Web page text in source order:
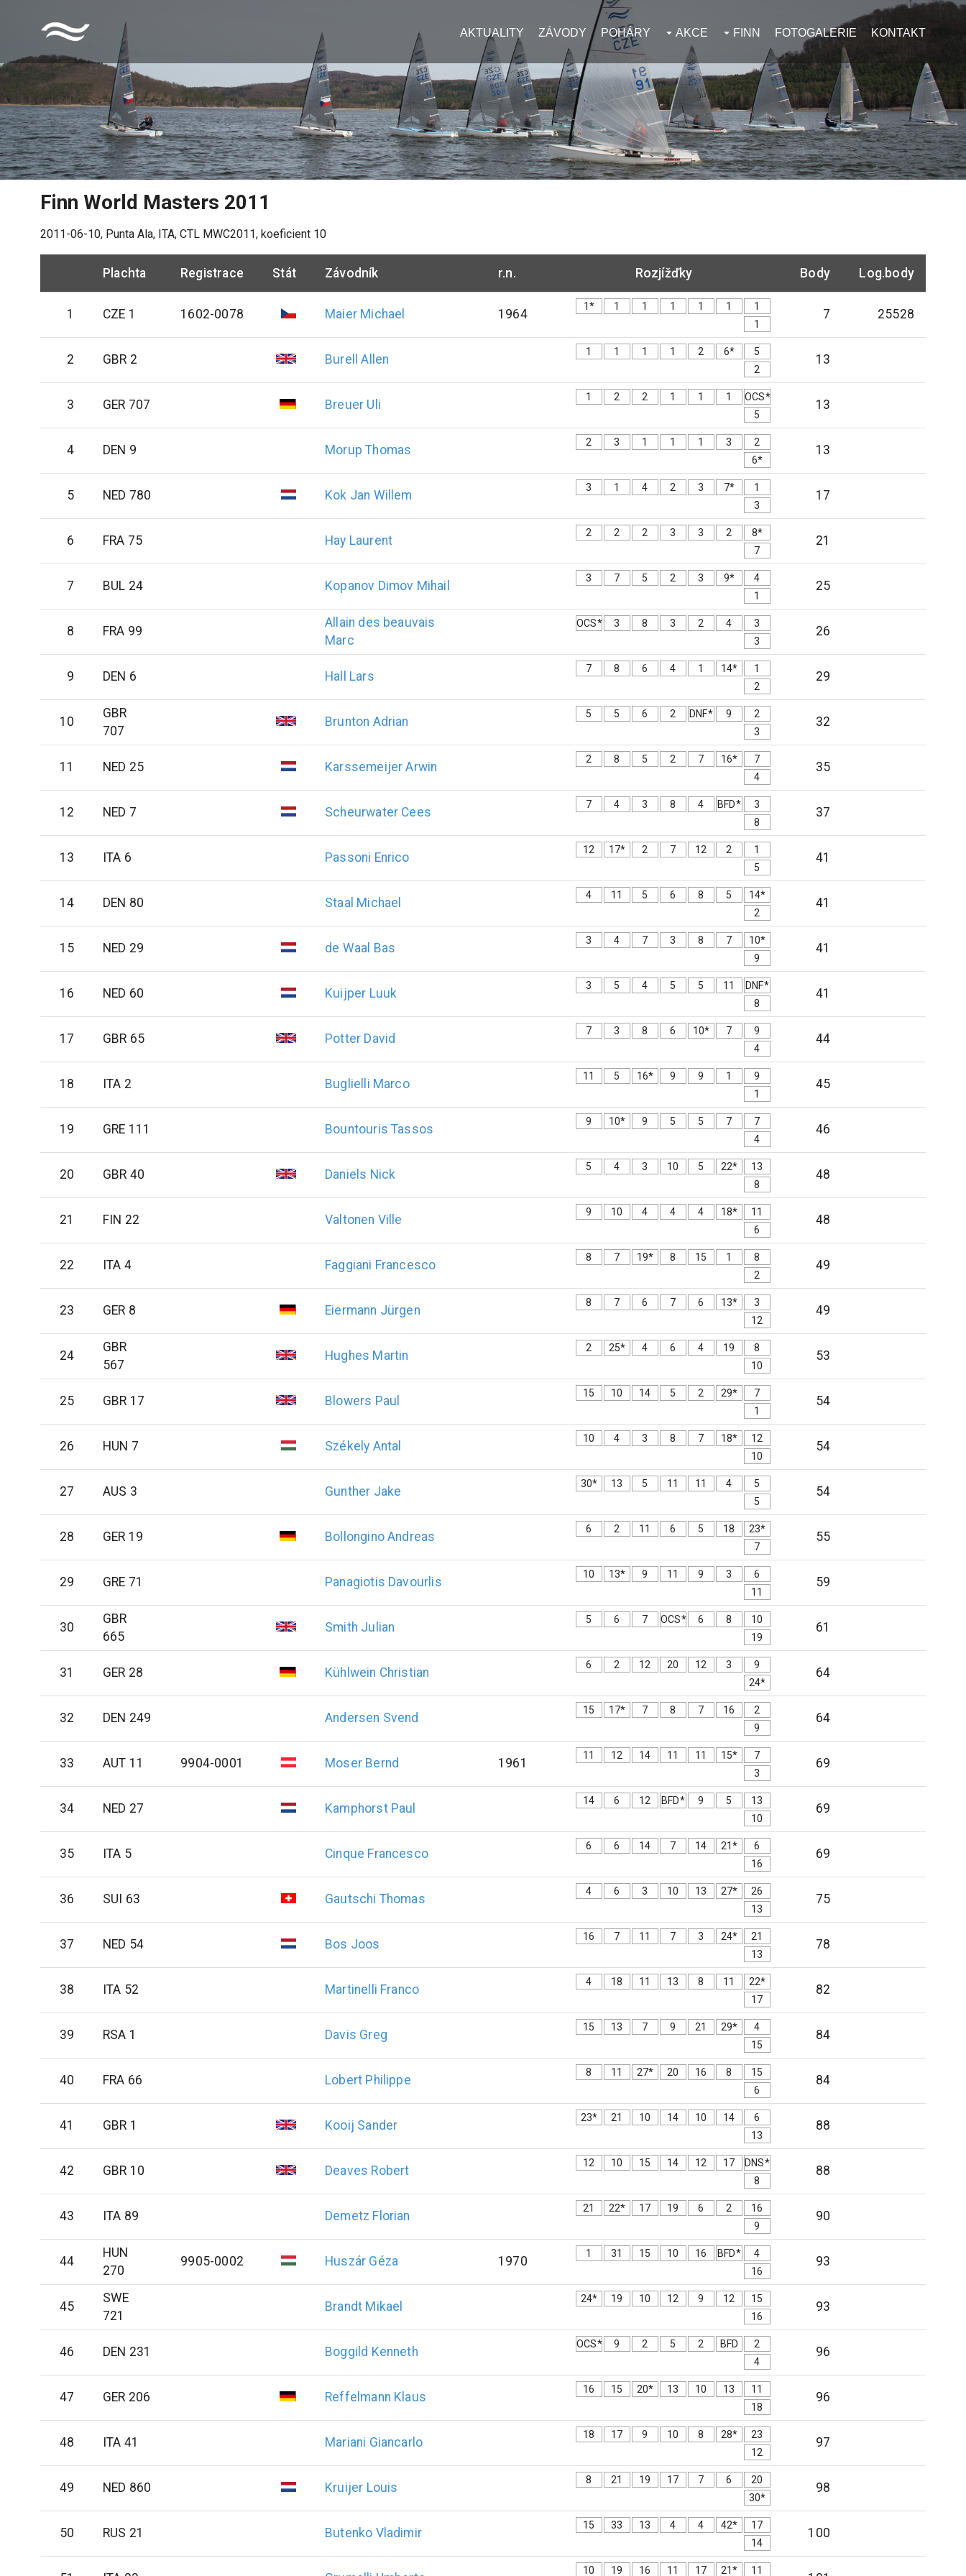
AKTUALITY ZÁVODY POHÁRY AKCE FINN FOTOGALERIE KONTAKT
Finn World Masters 2011
2011-06-10, Punta Ala, ITA, CTL MWC2011, koeficient 10
Plachta Registrace Stát Závodník r.n. Rozjížďky Body Log.body
1 CZE 1 1602-0078 Maier Michael 1964
1* 1 1 1 1 1
1
1
7 25528
2 GBR 2 Burell Allen
1 1 1 1 2 6*
5
2
13
3 GER 707 Breuer Uli
1 2 2 1 1 1
OCS*
5
13
4 DEN 9 Morup Thomas
2 3 1 1 1 3
2
6*
13
5 NED 780 Kok Jan Willem
3 1 4 2 3 7*
1
3
17
6 FRA 75 Hay Laurent
2 2 2 3 3 2
8*
7
21
7 BUL 24 Kopanov Dimov Mihail
3 7 5 2 3 9*
4
1
25
8 FRA 99
Allain des beauvais
Marc
OCS* 3 8 3 2 4
3
3
26
9 DEN 6 Hall Lars
7 8 6 4 1 14*
1
2
29
10
GBR
707
Brunton Adrian
5 5 6 2 DNF* 9
2
3
32
11 NED 25 Karssemeijer Arwin
2 8 5 2 7 16*
7
4
35
12 NED 7 Scheurwater Cees
7 4 3 8 4 BFD*
3
8
37
13 ITA 6 Passoni Enrico
12 17* 2 7 12 2
1
5
41
14 DEN 80 Staal Michael
4 11 5 6 8 5
14*
2
41
15 NED 29 de Waal Bas
3 4 7 3 8 7
10*
9
41
16 NED 60 Kuijper Luuk
3 5 4 5 5 11
DNF*
8
41
17 GBR 65 Potter David
7 3 8 6 10* 7
9
4
44
18 ITA 2 Buglielli Marco
11 5 16* 9 9 1
9
1
45
19 GRE 111 Bountouris Tassos
9 10* 9 5 5 7
7
4
46
20 GBR 40 Daniels Nick
5 4 3 10 5 22*
13
8
48
21 FIN 22 Valtonen Ville
9 10 4 4 4 18*
11
6
48
22 ITA 4 Faggiani Francesco
8 7 19* 8 15 1
8
2
49
23 GER 8 Eiermann Jürgen
8 7 6 7 6 13*
3
12
49
24
GBR
567
Hughes Martin
2 25* 4 6 4 19
8
10
53
25 GBR 17 Blowers Paul
15 10 14 5 2 29*
7
1
54
26 HUN 7 Székely Antal
10 4 3 8 7 18*
12
10
54
27 AUS 3 Gunther Jake
30* 13 5 11 11 4
5
5
54
28 GER 19 Bollongino Andreas
6 2 11 6 5 18
23*
7
55
29 GRE 71 Panagiotis Davourlis
10 13* 9 11 9 3
6
11
59
30
GBR
665
Smith Julian
5 6 7 OCS* 6 8
10
19
61
31 GER 28 Kühlwein Christian
6 2 12 20 12 3
9
24*
64
32 DEN 249 Andersen Svend
15 17* 7 8 7 16
2
9
64
33 AUT 11 9904-0001 Moser Bernd 1961
11 12 14 11 11 15*
7
3
69
34 NED 27 Kamphorst Paul
14 6 12 BFD* 9 5
13
10
69
35 ITA 5 Cinque Francesco
6 6 14 7 14 21*
6
16
69
36 SUI 63 Gautschi Thomas
4 6 3 10 13 27*
26
13
75
37 NED 54 Bos Joos
16 7 11 7 3 24*
21
13
78
38 ITA 52 Martinelli Franco
4 18 11 13 8 11
22*
17
82
39 RSA 1 Davis Greg
15 13 7 9 21 29*
4
15
84
40 FRA 66 Lobert Philippe
8 11 27* 20 16 8
15
6
84
41 GBR 1 Kooij Sander
23* 21 10 14 10 14
6
13
88
42 GBR 10 Deaves Robert
12 10 15 14 12 17
DNS*
8
88
43 ITA 89 Demetz Florian
21 22* 17 19 6 2
16
9
90
44
HUN
270
9905-0002 Huszár Géza 1970
1 31 15 10 16 BFD*
4
16
93
45
SWE
721
Brandt Mikael
24* 19 10 12 9 12
15
16
93
46 DEN 231 Boggild Kenneth
OCS* 9 2 5 2 BFD
2
4
96
47 GER 206 Reffelmann Klaus
16 15 20* 13 10 13
11
18
96
48 ITA 41 Mariani Giancarlo
18 17 9 10 8 28*
23
12
97
49 NED 860 Kruijer Louis
8 21 19 17 7 6
20
30*
98
50 RUS 21 Butenko Vladimir
15 33 13 4 4 42*
17
14
100
10 19 16 11 17 21* 11